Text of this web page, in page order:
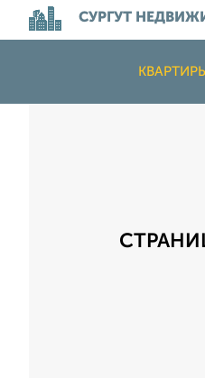
СУРГУТ
КВАРТИРЫ